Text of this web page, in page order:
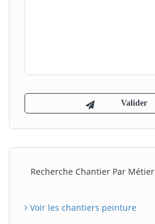
Recherche Chantier Par Métier
Voir les chantiers peinture